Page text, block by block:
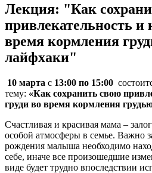
Лекция: "Как
привлекательность и
время кормления
лайфхаки"
10 марта с 13:00 по 15:00
тему: «Как сохранить свою
груди во время кормления
Счастливая и красивая мама –
особой атмосферы в семье. Важно
рождения малыша необходимо
себе, иначе все произошедшие
виде будет трудно впоследствии